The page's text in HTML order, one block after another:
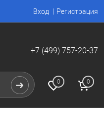
Вход Регистрация
+7 (499) 757-20-37
0 0